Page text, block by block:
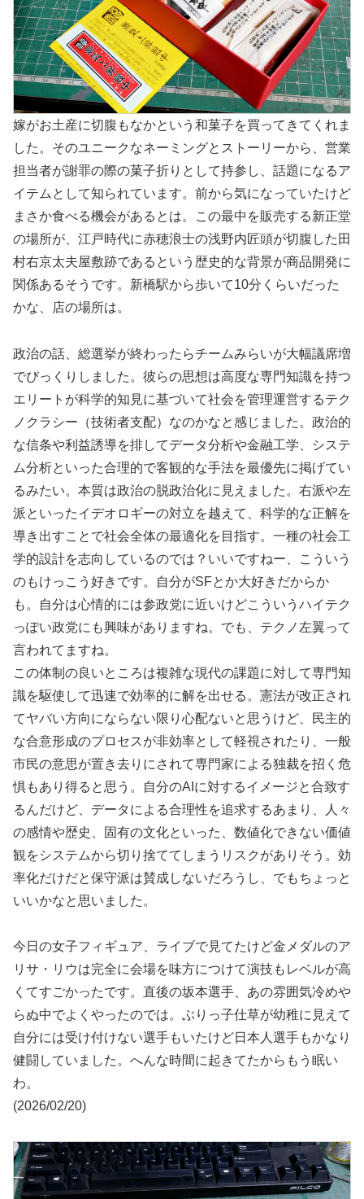
嫁がお土産に切腹もなかという和菓子を買ってきてくれま
した。そのユニークなネーミングとストーリーから、営業
担当者が謝罪の際の菓子折りとして持参し、話題になるア
イテムとして知られています。前から気になっていたけど
まさか食べる機会があるとは。この最中を販売する新正堂
の場所が、江戸時代に赤穂浪士の浅野内匠頭が切腹した田
村右京太夫屋敷跡であるという歴史的な背景が商品開発に
関係あるそうです。新橋駅から歩いて10分くらいだった
かな、店の場所は。
政治の話、総選挙が終わったらチームみらいが大幅議席増
でびっくりしました。彼らの思想は高度な専門知識を持つ
エリートが科学的知見に基づいて社会を管理運営するテク
ノクラシー（技術者支配）なのかなと感じました。政治的
な信条や利益誘導を排してデータ分析や金融工学、システ
ム分析といった合理的で客観的な手法を最優先に掲げてい
るみたい。本質は政治の脱政治化に見えました。右派や左
派といったイデオロギーの対立を越えて、科学的な正解を
導き出すことで社会全体の最適化を目指す。一種の社会工
学的設計を志向しているのでは？いいですねー、こういう
のもけっこう好きです。自分がSFとか大好きだからか
も。自分は心情的には参政党に近いけどこういうハイテク
っぽい政党にも興味がありますね。でも、テクノ左翼って
言われてますね。
この体制の良いところは複雑な現代の課題に対して専門知
識を駆使して迅速で効率的に解を出せる。憲法が改正され
てヤバい方向にならない限り心配ないと思うけど、民主的
な合意形成のプロセスが非効率として軽視されたり、一般
市民の意思が置き去りにされて専門家による独裁を招く危
惧もあり得ると思う。自分のAIに対するイメージと合致す
るんだけど、データによる合理性を追求するあまり、人々
の感情や歴史、固有の文化といった、数値化できない価値
観をシステムから切り捨ててしまうリスクがありそう。効
率化だけだと保守派は賛成しないだろうし、でもちょっと
いいかなと思いました。
今日の女子フィギュア、ライブで見てたけど金メダルのア
リサ・リウは完全に会場を味方につけて演技もレベルが高
くてすごかったです。直後の坂本選手、あの雰囲気冷めや
らぬ中でよくやったのでは。ぶりっ子仕草が幼稚に見えて
自分には受け付けない選手もいたけど日本人選手もかなり
健闘していました。へんな時間に起きてたからもう眠い
わ。
(2026/02/20)